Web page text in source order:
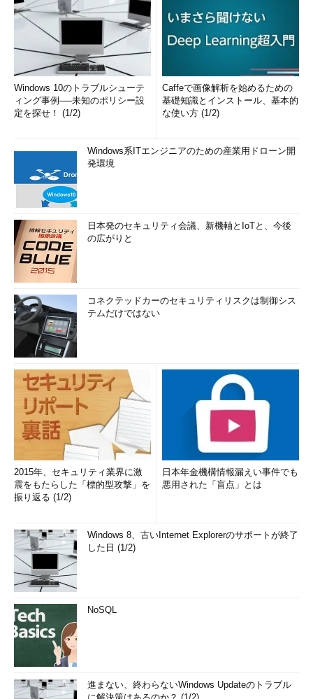
Windows 10のトラブルシューテ
ィング事例──未知のポリシー設
定を探せ！ (1/2)
Caffeで画像解析を始めるための
基礎知識とインストール、基本的
な使い方 (1/2)
Windows系ITエンジニアのための産業用ドローン開
発環境
日本発のセキュリティ会議、新機軸とIoTと、今後
の広がりと
コネクテッドカーのセキュリティリスクは制御シス
テムだけではない
2015年、セキュリティ業界に激
震をもたらした「標的型攻撃」を
振り返る (1/2)
日本年金機構情報漏えい事件でも
悪用された「盲点」とは
Windows 8、古いInternet Explorerのサポートが終了
した日 (1/2)
NoSQL
進まない、終わらないWindows Updateのトラブル